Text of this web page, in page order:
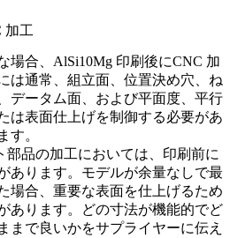
加工
場合、AlSi10Mg 印刷後にCNC 加
は通常、組立面、位置決め穴、ね
データム面、および平面度、平行
は表面仕上げを制御する必要があ
す。
部品の加工においては、印刷前に
あります。モデルが余量なしで最
場合、重要な表面を仕上げるため
あります。どの寸法が機能的でど
まで良いかをサプライヤーに伝え